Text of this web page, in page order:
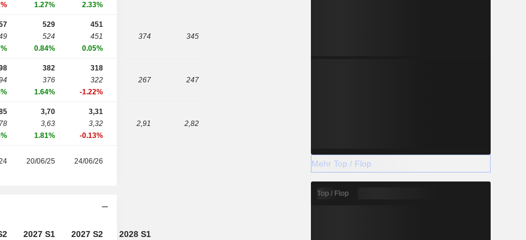
1.27%
2.33%
529
524
0.84%
451
451
0.05%
374 345
382
376
1.64%
318
322
-1.22%
267 247
3,70
3,63
1.81%
3,31
3,32
-0.13%
2,91 2,82
20/06/25 24/06/26
2027 S1 2027 S2 2028 S1
Mehr Top / Flop
Top / Flop